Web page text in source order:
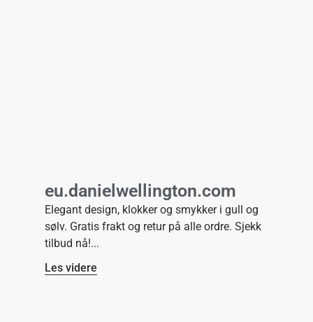
eu.danielwellington.com
Elegant design, klokker og smykker i gull og
sølv. Gratis frakt og retur på alle ordre. Sjekk
tilbud nå!
Les videre